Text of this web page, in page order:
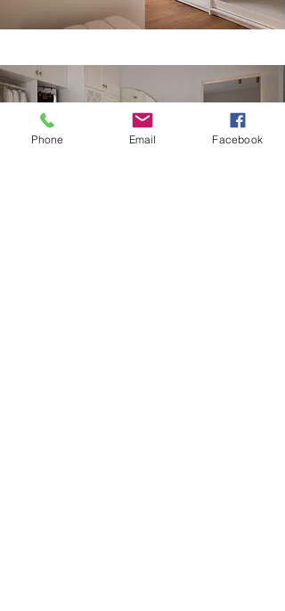
Phone Email Facebook